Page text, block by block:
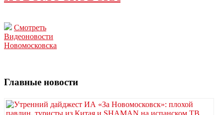
Смотреть
Видеоновости
Новомосковска
Главные новости